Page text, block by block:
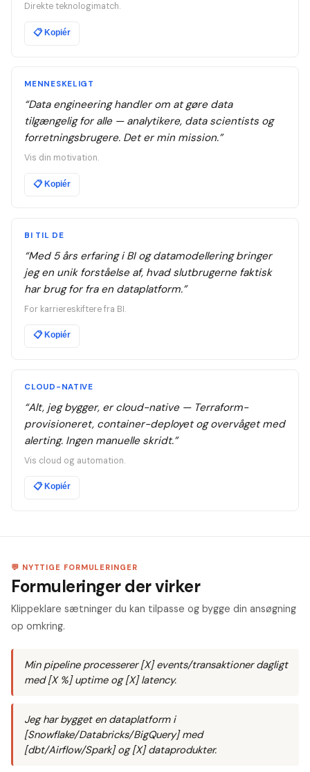
Direkte teknologimatch.
📋Kopiér
MENNESKELIGT
“Data engineering handler om at gøre data
tilgængelig for alle — analytikere, data scientists og
forretningsbrugere. Det er min mission.”
Vis din motivation.
📋Kopiér
BI TIL DE
“Med 5 års erfaring i BI og datamodellering bringer
jeg en unik forståelse af, hvad slutbrugerne faktisk
har brug for fra en dataplatform.”
For karriereskiftere fra BI.
📋Kopiér
CLOUD-NATIVE
“Alt, jeg bygger, er cloud-native — Terraform-
provisioneret, container-deployet og overvåget med
alerting. Ingen manuelle skridt.”
Vis cloud og automation.
📋Kopiér
💬 NYTTIGE FORMULERINGER
Formuleringer der virker
Klippeklare sætninger du kan tilpasse og bygge din ansøgning
op omkring.
Min pipeline processerer [X] events/transaktioner dagligt
med [X %] uptime og [X] latency.
Jeg har bygget en dataplatform i
[Snowflake/Databricks/BigQuery] med
[dbt/Airflow/Spark] og [X] dataprodukter.